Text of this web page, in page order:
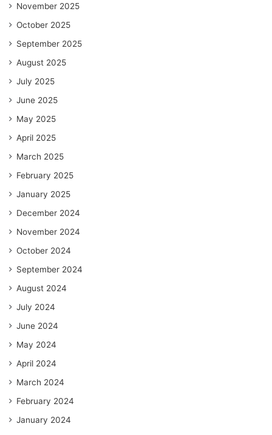
November 2025
October 2025
September 2025
August 2025
July 2025
June 2025
May 2025
April 2025
March 2025
February 2025
January 2025
December 2024
November 2024
October 2024
September 2024
August 2024
July 2024
June 2024
May 2024
April 2024
March 2024
February 2024
January 2024